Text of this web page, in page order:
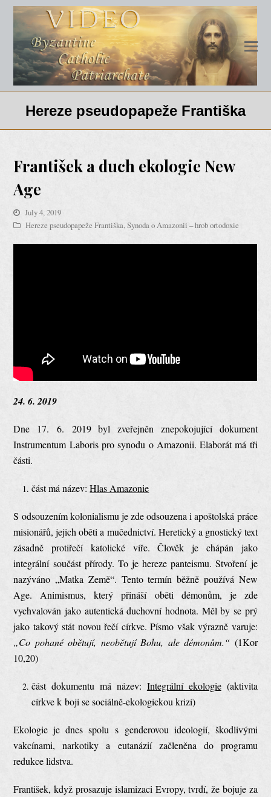
Hereze pseudopapeže Františka
František a duch ekologie New
Age
July 4, 2019
Hereze pseudopapeže Františka,Synoda o Amazonii – hrob ortodoxie
24. 6. 2019
Dne 17. 6. 2019 byl zveřejněn znepokojující dokument
Instrumentum Laboris pro synodu o Amazonii. Elaborát má tři
části.
část má název:Hlas Amazonie
S odsouzením kolonialismu je zde odsouzena i apoštolská práce
misionářů, jejich oběti a mučednictví. Heretický a gnostický text
zásadně protiřečí katolické víře. Člověk je chápán jako
integrální součást přírody. To je hereze panteismu. Stvoření je
nazýváno „Matka Země“. Tento termín běžně používá New
Age. Animismus, který přináší oběti démonům, je zde
vychvalován jako autentická duchovní hodnota. Měl by se prý
jako takový stát novou řečí církve. Písmo však výrazně varuje:
„Co pohané obětují, neobětují Bohu, ale démonům.“ (1Kor
10,20)
část dokumentu má název: Integrální ekologie(aktivita
církve k boji se sociálně-ekologickou krizí)
Ekologie je dnes spolu s genderovou ideologií, škodlivými
vakcínami, narkotiky a eutanázií začleněna do programu
redukce lidstva.
František, když prosazuje islamizaci Evropy, tvrdí, že bojuje za